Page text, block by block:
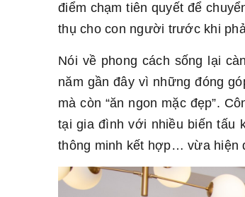
điểm chạm tiên quyết để
thụ cho con người trước khi
Nói về phong cách sống lại
năm gần đây vì những đóng
mà còn “ăn ngon mặc đẹp”.
tại gia đình với nhiều biến tấu
thông minh kết hợp… vừa hiện